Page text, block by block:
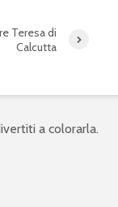
Teresa di
Calcutta
a colorarla.